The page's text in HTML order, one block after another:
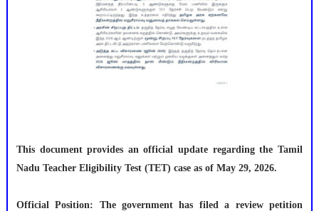
This document provides an official update regarding the Tamil
Nadu Teacher Eligibility Test (TET) case as of May 29, 2026.
Official Position: The government has filed a review petition